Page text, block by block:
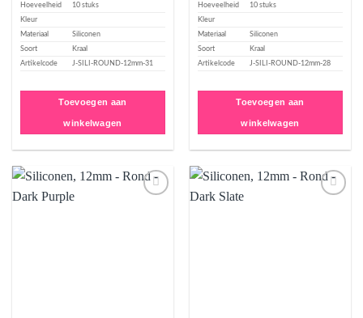
Hoeveelheid
10 stuks
Kleur
Materiaal
Siliconen
Soort
Kraal
Artikelcode
J-SILI-ROUND-12mm-31
Toevoegen aan
winkelwagen
Hoeveelheid
10 stuks
Kleur
Materiaal
Siliconen
Soort
Kraal
Artikelcode
J-SILI-ROUND-12mm-28
Toevoegen aan
winkelwagen